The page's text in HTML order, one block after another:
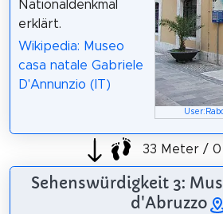
Nationaldenkmal
erklärt.
Wikipedia: Museo
casa natale Gabriele
D'Annunzio (IT)
33 Meter / 0
Sehenswürdigkeit 3:
d'Abruzzo